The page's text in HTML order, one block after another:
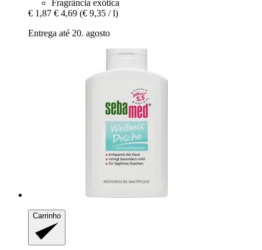
Fragrância exótica
€ 1,87 € 4,69 (€ 9,35 / l)
Entrega até 20. agosto
Carrinho